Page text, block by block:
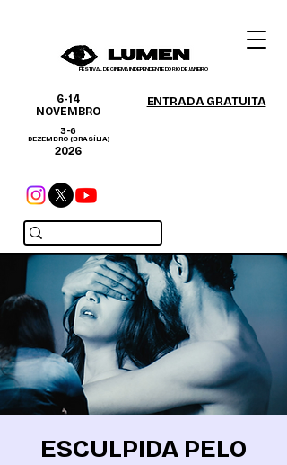
FESTIVAL DE CINEMA INDEPENDENTE DO RIO DE JANEIRO
6-14
NOVEMBRO
3-6
DEZEMBRO (BRASÍLIA)
2026
ENTRADA GRATUITA
ESCULPIDA PELO